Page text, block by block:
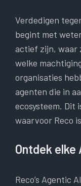
Verdedigen
begint met
actief zijn, waar
welke
organisaties
agenten die in
ecosysteem. Dit
waarvoor Reco
Ontdek
Reco’s Agentic